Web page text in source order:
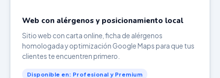
Web con alérgenos y posicionamiento local
Sitio web con carta online, ficha de alérgenos
homologada y optimización Google Maps para que tus
clientes te encuentren primero.
Disponible en: Profesional y Premium